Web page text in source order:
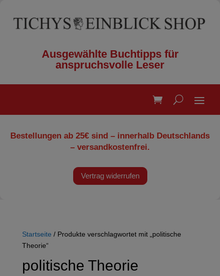
Ausgewählte Buchtipps für
anspruchsvolle Leser
Bestellungen ab 25€ sind – innerhalb Deutschlands
– versandkostenfrei.
Vertrag widerrufen
Startseite / Produkte verschlagwortet mit „politische
Theorie“
politische Theorie